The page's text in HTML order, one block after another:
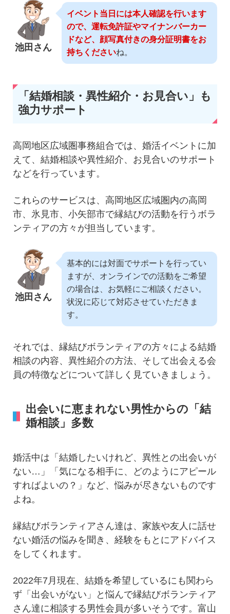
池田さん
イベント当日には本人確認を行います
ので、運転免許証やマイナンバーカー
ドなど、顔写真付きの身分証明書をお
持ちくださいね。
「結婚相談・異性紹介・お見合い」も
強力サポート
高岡地区広域圏事務組合では、婚活イベントに加
えて、結婚相談や異性紹介、お見合いのサポート
などを行っています。
これらのサービスは、高岡地区広域圏内の高岡
市、氷見市、小矢部市で縁結びの活動を行うボラ
ンティアの方々が担当しています。
池田さん
基本的には対面でサポートを行ってい
ますが、オンラインでの活動をご希望
の場合は、お気軽にご相談ください。
状況に応じて対応させていただきま
す。
それでは、縁結びボランティアの方々による結婚
相談の内容、異性紹介の方法、そして出会える会
員の特徴などについて詳しく見ていきましょう。
出会いに恵まれない男性からの「結
婚相談」多数
婚活中は「結婚したいけれど、異性との出会いが
ない…」「気になる相手に、どのようにアピール
すればよいの？」など、悩みが尽きないものです
よね。
縁結びボランティアさん達は、家族や友人に話せ
ない婚活の悩みを聞き、経験をもとにアドバイス
をしてくれます。
2022年7月現在、結婚を希望しているにも関わら
ず「出会いがない」と悩んで縁結びボランティア
さん達に相談する男性会員が多いそうです。富山